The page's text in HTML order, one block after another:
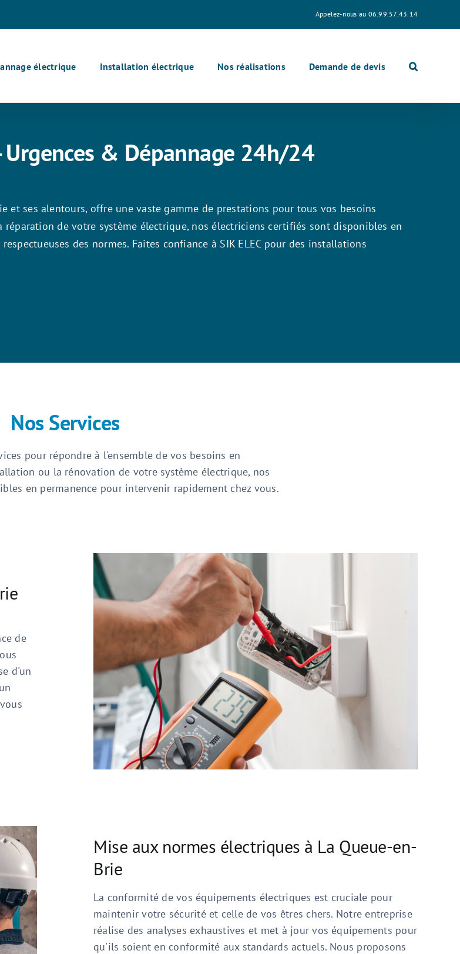
Appelez-nous au 06.99.57.43.14
électrique Installation électrique Nos réalisations Demande de devis
& Dépannage 24h/24
et ses alentours, offre une vaste gamme de prestations pour tous vos besoins
de votre système électrique, nos électriciens certifiés sont disponibles en
des normes. Faites confiance à SIK ELEC pour des installations
Nos Services
pour répondre à l'ensemble de vos besoins en
ou la rénovation de votre système électrique, nos
en permanence pour intervenir rapidement chez vous.
de
d'un
Mise aux normes électriques à La Queue-en-
Brie
La conformité de vos équipements électriques est cruciale pour
maintenir votre sécurité et celle de vos êtres chers. Notre entreprise
réalise des analyses exhaustives et met à jour vos équipements pour
qu'ils soient en conformité aux standards actuels. Nous proposons